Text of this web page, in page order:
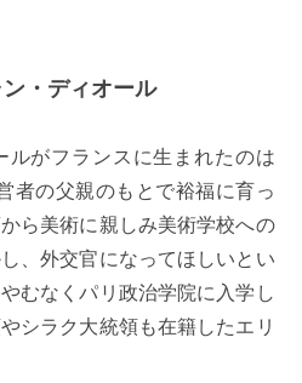
・ディオール
ルがフランスに生まれたのは
者の父親のもとで裕福に育っ
ら美術に親しみ美術学校への
、外交官になってほしいとい
むなくパリ政治学院に入学し
シラク大統領も在籍したエリ